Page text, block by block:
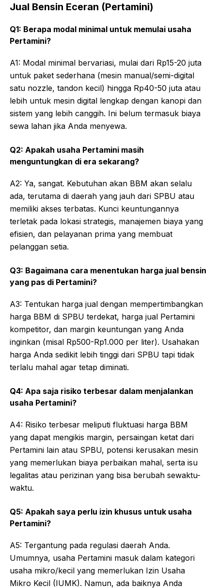
Jual Bensin Eceran (Pertamini)
Q1: Berapa modal minimal untuk memulai usaha
Pertamini?
A1: Modal minimal bervariasi, mulai dari Rp15-20 juta
untuk paket sederhana (mesin manual/semi-digital
satu nozzle, tandon kecil) hingga Rp40-50 juta atau
lebih untuk mesin digital lengkap dengan kanopi dan
sistem yang lebih canggih. Ini belum termasuk biaya
sewa lahan jika Anda menyewa.
Q2: Apakah usaha Pertamini masih
menguntungkan di era sekarang?
A2: Ya, sangat. Kebutuhan akan BBM akan selalu
ada, terutama di daerah yang jauh dari SPBU atau
memiliki akses terbatas. Kunci keuntungannya
terletak pada lokasi strategis, manajemen biaya yang
efisien, dan pelayanan prima yang membuat
pelanggan setia.
Q3: Bagaimana cara menentukan harga jual bensin
yang pas di Pertamini?
A3: Tentukan harga jual dengan mempertimbangkan
harga BBM di SPBU terdekat, harga jual Pertamini
kompetitor, dan margin keuntungan yang Anda
inginkan (misal Rp500-Rp1.000 per liter). Usahakan
harga Anda sedikit lebih tinggi dari SPBU tapi tidak
terlalu mahal agar tetap diminati.
Q4: Apa saja risiko terbesar dalam menjalankan
usaha Pertamini?
A4: Risiko terbesar meliputi fluktuasi harga BBM
yang dapat mengikis margin, persaingan ketat dari
Pertamini lain atau SPBU, potensi kerusakan mesin
yang memerlukan biaya perbaikan mahal, serta isu
legalitas atau perizinan yang bisa berubah sewaktu-
waktu.
Q5: Apakah saya perlu izin khusus untuk usaha
Pertamini?
A5: Tergantung pada regulasi daerah Anda.
Umumnya, usaha Pertamini masuk dalam kategori
usaha mikro/kecil yang memerlukan Izin Usaha
Mikro Kecil (IUMK). Namun, ada baiknya Anda